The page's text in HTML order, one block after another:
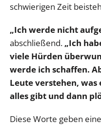
schwierigen Zeit
„Ich werde nicht
abschließend. „Ich
viele Hürden
werde ich schaffen.
Leute verstehen,
alles gibt und dann
Diese Worte geben